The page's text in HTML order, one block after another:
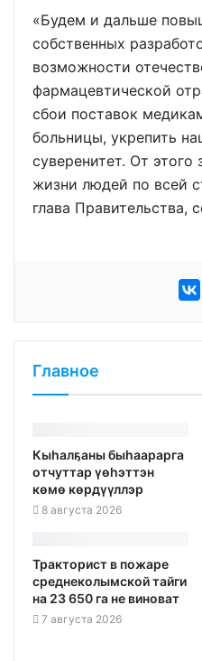
«Будем и дальше
собственных
возможности
фармацевтической
сбои поставок
больницы, укрепить
суверенитет. От этого
жизни людей по всей
глава Правительства,
Главное
Кыһалҕаны быһаарарга
отчуттар үөһэттэн
көмө көрдүүллэр
8 августа 2026
Тракторист в пожаре
среднеколымской тайги
на 23 650 га не виноват
7 августа 2026